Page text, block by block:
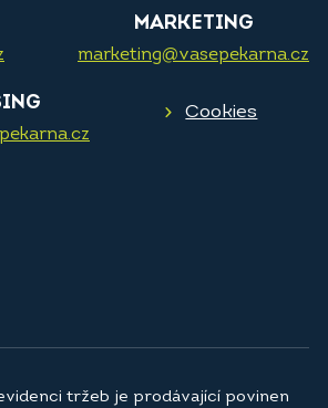
MARKETING
marketing@vasepekarna.cz
Cookies
tržeb je prodávající povinen